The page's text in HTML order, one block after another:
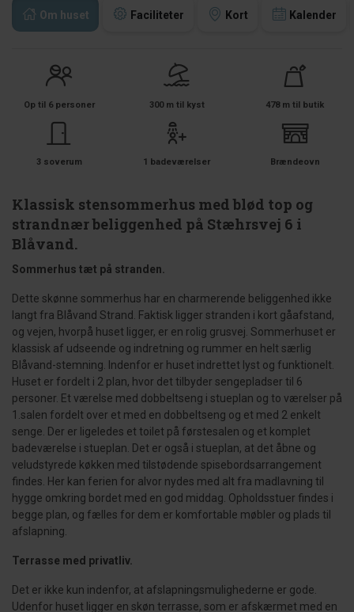
Om huset Faciliteter Kort Kalender
Op til 6 personer 300 m til kyst 478 m til butik
3 soverum 1 badeværelser Brændeovn
Klassisk stensommerhus med blød top og
strandnær beliggenhed på Stæhrsvej 6 i
Blåvand.
Sommerhus tæt på stranden.
Dette skønne sommerhus har en charmerende beliggenhed ikke
langt fra Blåvand Strand. Faktisk ligger stranden i kort gåafstand,
og vejen, hvorpå huset ligger, er en rolig grusvej. Sommerhuset er
klassisk af udseende og indretning og rummer en helt særlig
Blåvand-stemning. Indenfor er huset indrettet lyst og funktionelt.
Huset er fordelt i 2 plan, hvor det tilbyder sengepladser til 6
personer. Et værelse med dobbeltseng i stueplan og to værelser på
1.salen fordelt over et med en dobbeltseng og et med 2 enkelt
senge. Der er ligeledes et toilet på førstesalen og et komplet
badeværelse i stueplan. Det er også i stueplan, at det åbne og
veludstyrede køkken med tilstødende spisebordsarrangement
findes. Her kan ferien for alvor nydes med alt fra madlavning til
hygge omkring bordet med en god middag. Opholdsstuer findes i
begge plan, og fælles for dem er komfortable møbler og plads til
afslapning.
Terrasse med privatliv.
Det er ikke kun indenfor, at afslapningsmulighederne er gode.
Udenfor huset ligger en skøn terrasse, som er afskærmet med en